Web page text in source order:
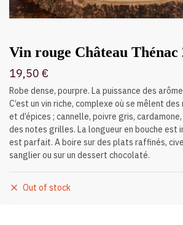
Vin rouge Château Thénac
19,50 €
Robe dense, pourpre. La puissance des
C’est un vin riche, complexe où se mêlent
et d’épices ; cannelle, poivre gris,
des notes grilles. La longueur en bouche est
est parfait. A boire sur des plats raffinés,
sanglier ou sur un dessert chocolaté.
Out of stock